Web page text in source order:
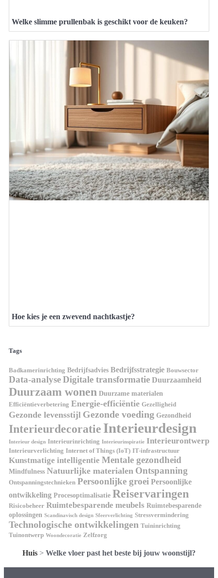
Welke slimme prullenbak is geschikt voor de keuken?
Hoe kies je een zwevend nachtkastje?
Tags
Badkamerinrichting Bedrijfsadvies Bedrijfsstrategie Bouwsector
Data-analyseDigitale transformatie Duurzaamheid
Duurzaam wonen Duurzame materialen
Efficiëntieverbetering Energie-efficiëntie Gezelligheid
Gezonde levensstijl Gezonde voeding Gezondheid
Interieurdecoratie Interieurdesign
Interieur design Interieurinrichting Interieurinspiratie Interieurontwerp
Interieurverlichting Internet of Things (IoT) IT-infrastructuur
Kunstmatige intelligentie Mentale gezondheid
Mindfulness Natuurlijke materialen Ontspanning
Ontspanningstechnieken Persoonlijke groei Persoonlijke
ontwikkeling Procesoptimalisatie Reiservaringen
Risicobeheer Ruimtebesparende meubels Ruimtebesparende
oplossingen Scandinavisch design Sfeerverlichting Stressvermindering
Technologische ontwikkelingen Tuininrichting
Tuinontwerp Woondecoratie Zelfzorg
Huis > Welke vloer past het beste bij jouw woonstijl?